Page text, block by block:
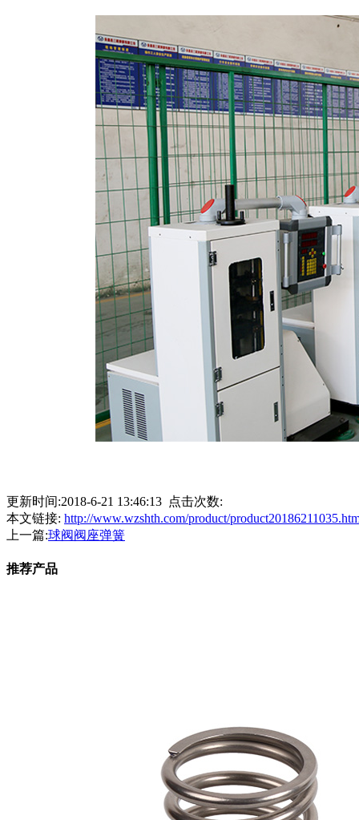
更新时间:2018-6-21 13:46:13 点击次数:
本文链接: http://www.wzshth.com/product/
上一篇:球阀阀座弹簧
推荐产品